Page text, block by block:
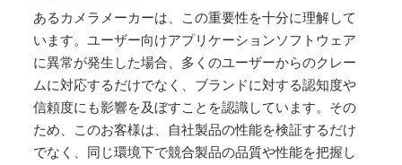
あるカメラメーカーは、この重要性を十分に理解して
います。ユーザー向けアプリケーションソフトウェア
に異常が発生した場合、多くのユーザーからのクレー
ムに対応するだけでなく、ブランドに対する認知度や
信頼度にも影響を及ぼすことを認識しています。その
ため、このお客様は、自社製品の性能を検証するだけ
でなく、同じ環境下で競合製品の品質や性能を把握し